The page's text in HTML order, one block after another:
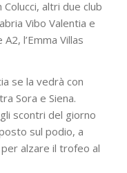
altri due club
Vibo Valentia e
l’Emma Villas
se la vedrà con
Sora e Siena.
scontri del giorno
sul podio, a
alzare il trofeo al